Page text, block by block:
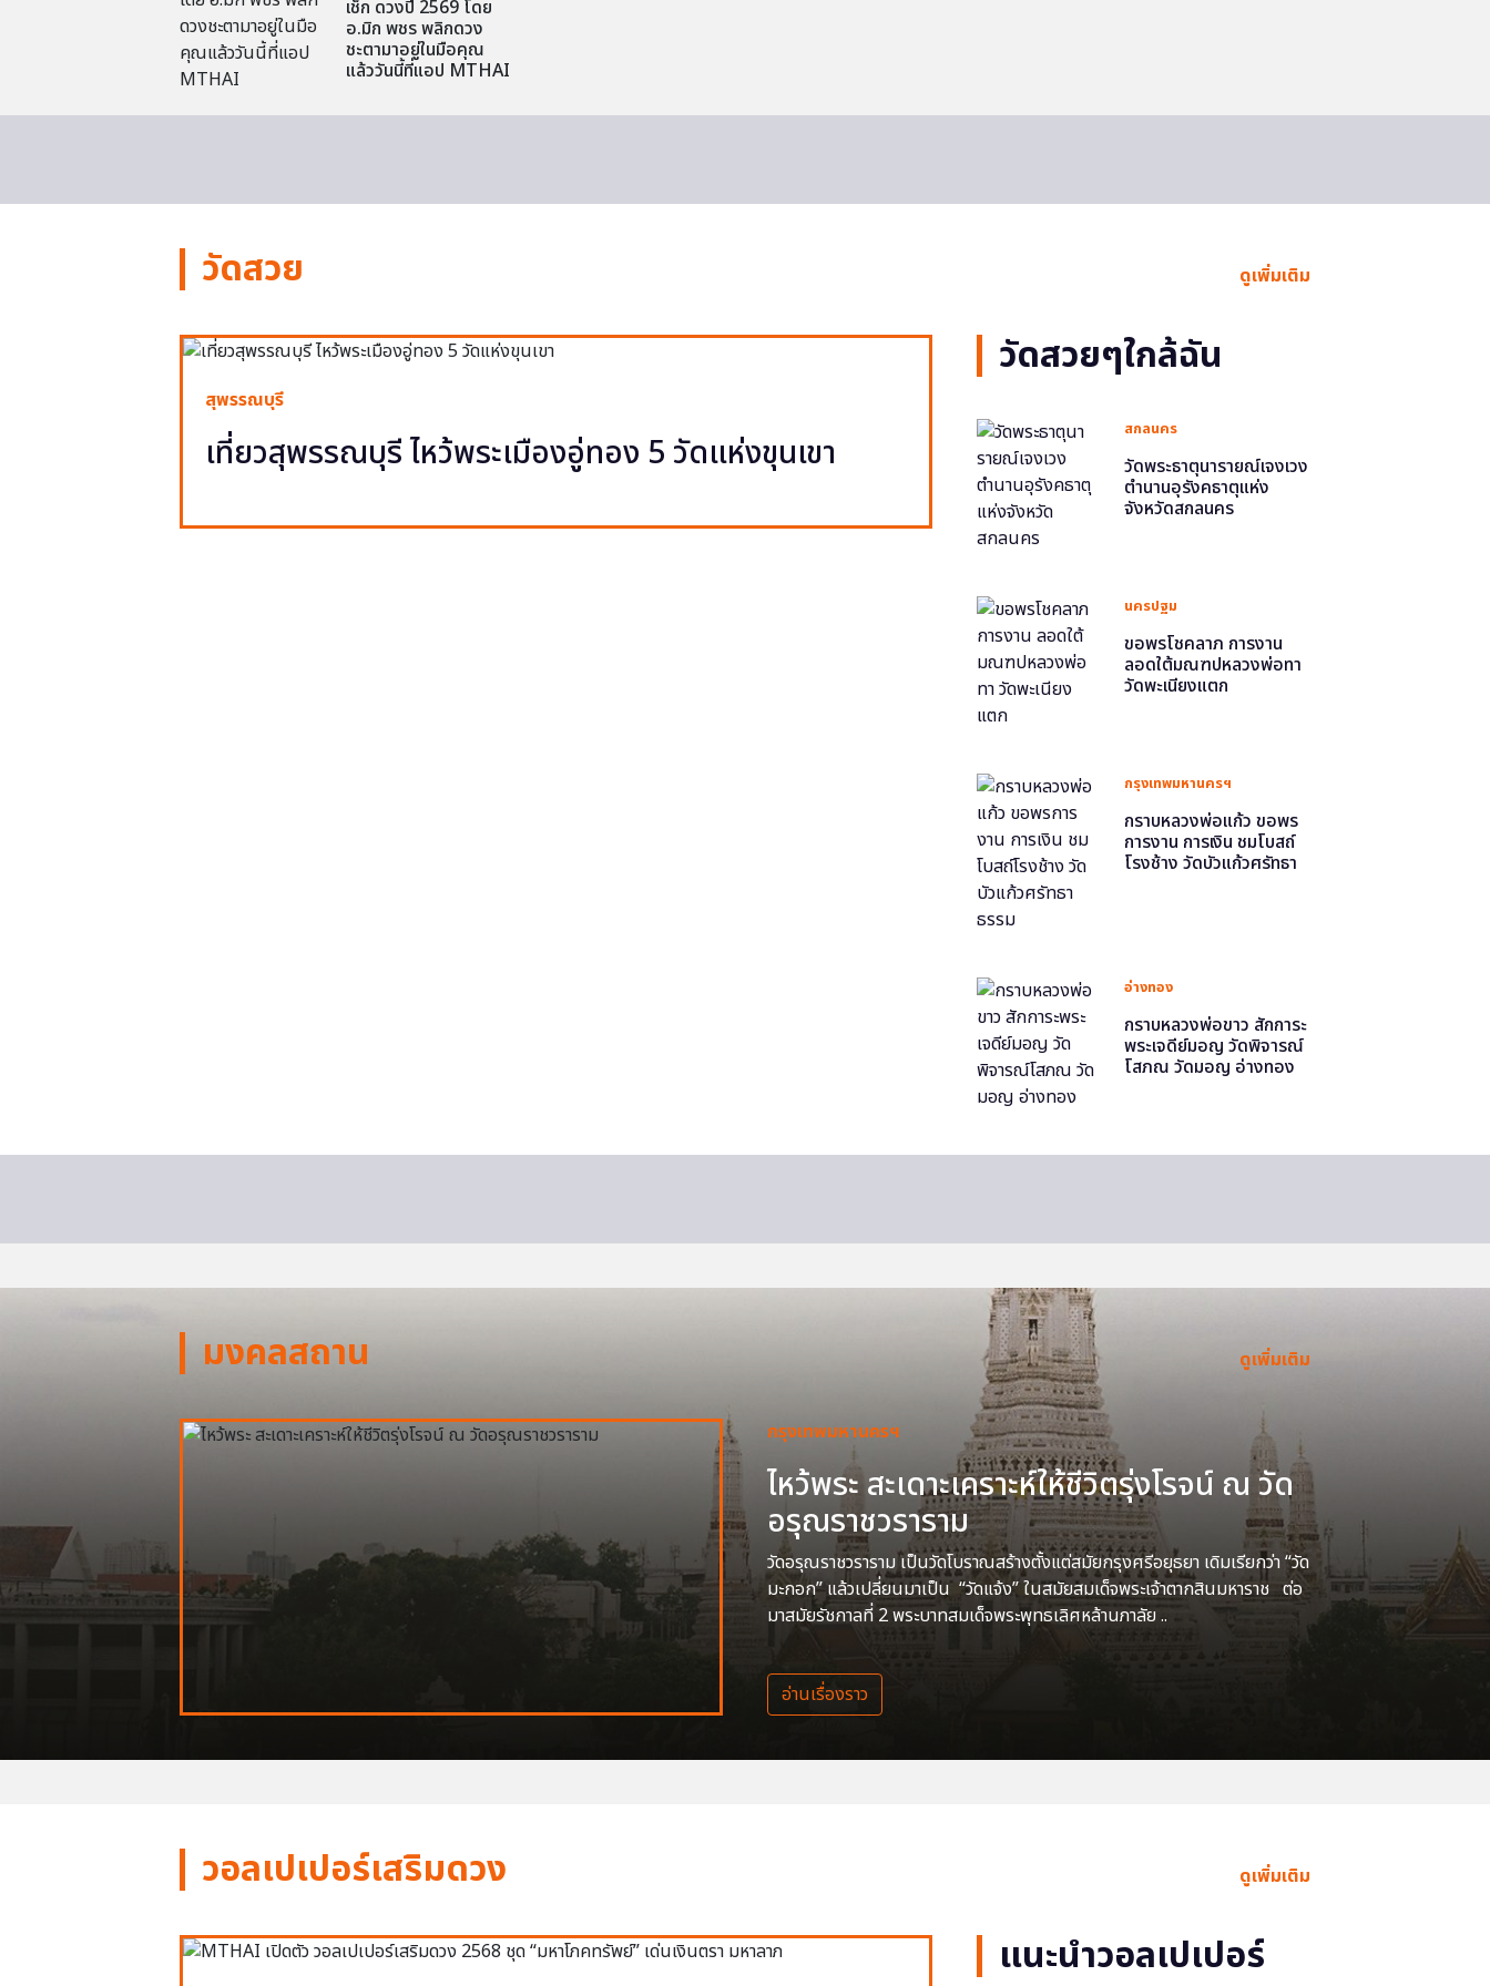
เช็ก ดวงปี 2569 โดย
อ.มิก พชร พลิกดวง
ชะตามาอยู่ในมือคุณ
แล้ววันนี้ที่แอป MTHAI
วัดสวย ดูเพิ่มเติม
สุพรรณบุรี
เที่ยวสุพรรณบุรี ไหว้พระเมืองอู่ทอง 5 วัดแห่งขุนเขา
วัดสวยๆใกล้ฉัน
สกลนคร
วัดพระธาตุนารายณ์เจงเวง
ตำนานอุรังคธาตุแห่ง
จังหวัดสกลนคร
นครปฐม
ขอพรโชคลาภ การงาน
ลอดใต้มณฑปหลวงพ่อทา
วัดพะเนียงแตก
กรุงเทพมหานครฯ
กราบหลวงพ่อแก้ว ขอพร
การงาน การเงิน ชมโบสถ์
โรงช้าง วัดบัวแก้วศรัทธา
อ่างทอง
กราบหลวงพ่อขาว สักการะ
พระเจดีย์มอญ วัดพิจารณ์
โสภณ วัดมอญ อ่างทอง
มงคลสถาน ดูเพิ่มเติม
กรุงเทพมหานครฯ
ไหว้พระ สะเดาะเคราะห์ให้ชีวิตรุ่งโรจน์ ณ วัด
อรุณราชวราราม
วัดอรุณราชวราราม เป็นวัดโบราณสร้างตั้งแต่สมัยกรุงศรีอยุธยา เดิมเรียกว่า “วัด
มะกอก” แล้วเปลี่ยนมาเป็น “วัดแจ้ง” ในสมัยสมเด็จพระเจ้าตากสินมหาราช ต่อ
มาสมัยรัชกาลที่ 2 พระบาทสมเด็จพระพุทธเลิศหล้านภาลัย ..
อ่านเรื่องราว
วอลเปเปอร์เสริมดวง ดูเพิ่มเติม
แนะนำวอลเปเปอร์